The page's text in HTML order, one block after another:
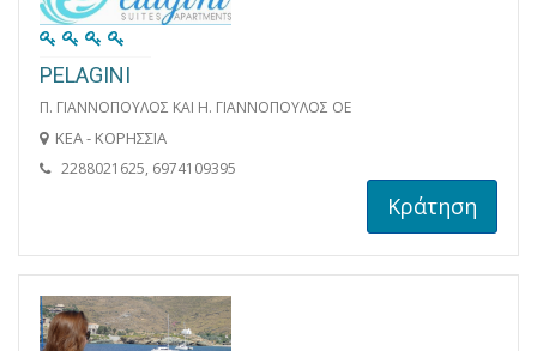
PELAGINI
Π. ΓΙΑΝΝΟΠΟΥΛΟΣ ΚΑΙ Η. ΓΙΑΝΝΟΠΟΥΛΟΣ OE
ΚΕΑ - ΚΟΡΗΣΣΙΑ
2288021625, 6974109395
Κράτηση